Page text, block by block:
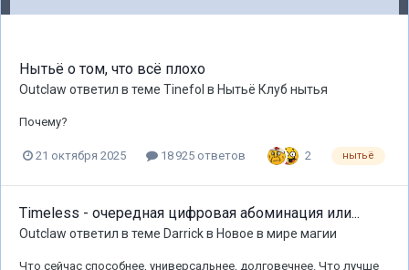
Нытьё о том, что всё плохо
Outclaw ответил в теме Tinefol в Нытьё Клуб нытья
Почему?
21 октября 2025 18 925 ответов 2 нытьё
Timeless - очередная цифровая абоминация или...
Outclaw ответил в теме Darrickв Новое в мире магии
Что сейчас способнее, универсальнее, долговечнее. Что лучше